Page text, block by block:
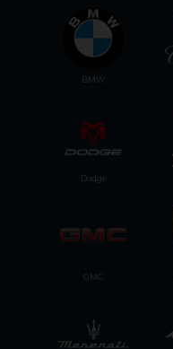
GMC
Dodge
BMW